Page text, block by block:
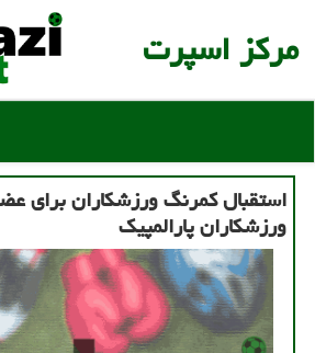
مركز اسپرت
استقبال كمرنگ ورزشكاران برای
ورزشكاران پارالمپیك